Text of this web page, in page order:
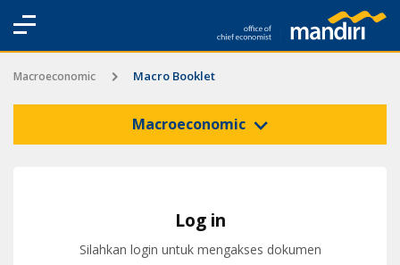
Macroeconomic Macro Booklet
Macroeconomic
Log in
Silahkan login untuk mengakses dokumen